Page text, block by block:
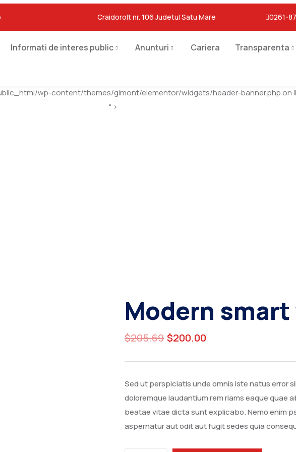
Craidorolt nr. 106 Judetul Satu Mare 0261-
Informati de interes public Anunturi Cariera Transparenta
wp-content/themes/gimont/elementor/widgets/header-banner.php on
" >
Modern
$205.69 $200.00
Sed ut perspiciatis unde omnis iste natus error
doloremque laudantium rem riams eaque quae
beatae vitae dicta sunt explicabo. Nemo enim
aspernatur aut odit aut fugit sedes quia